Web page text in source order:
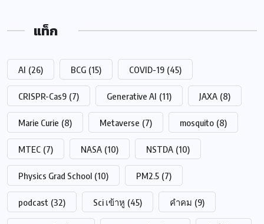
แท็ก
AI (26) BCG (15) COVID-19 (45)
CRISPR-Cas9 (7) Generative AI (11) JAXA (8)
Marie Curie (8) Metaverse (7) mosquito (8)
MTEC (7) NASA (10) NSTDA (10)
Physics Grad School (10) PM2.5 (7)
podcast (32) Sci เข้าหู (45) คำคม (9)